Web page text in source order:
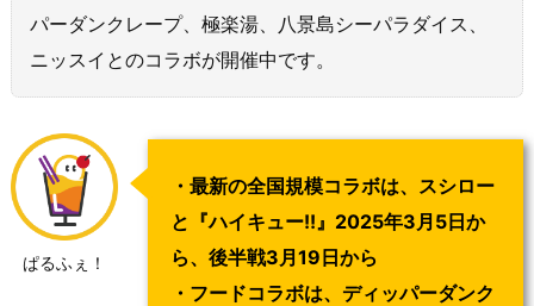
パーダンクレープ、極楽湯、八景島シーパラダイス、
ニッスイとのコラボが開催中です。
ぱるふぇ！
・最新の全国規模コラボは、スシロー
と『ハイキュー!!』2025年3月5日か
ら、後半戦3月19日から
・フードコラボは、ディッパーダンク